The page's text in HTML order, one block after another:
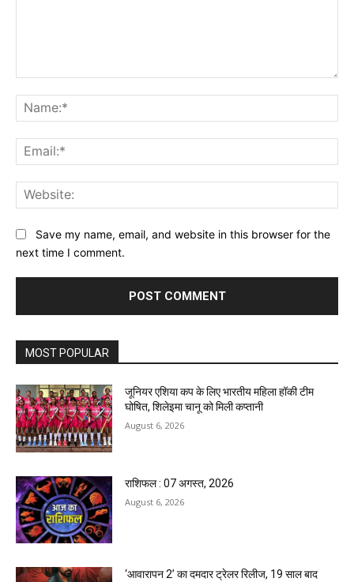
Save my name, email, and website in this browser for the
next time I comment.
MOST POPULAR
जूनियर एशिया कप के लिए भारतीय महिला हॉकी टीम
घोषित, शिलेइमा चानू को मिली कप्तानी
August 6, 2026
राशिफल : 07 अगस्त, 2026
August 6, 2026
‘आवारापन 2’ का दमदार ट्रेलर रिलीज, 19 साल बाद